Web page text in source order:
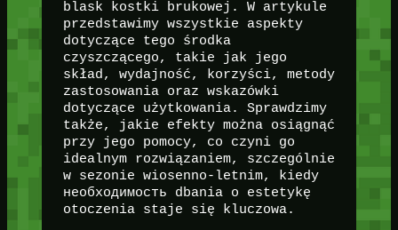
blask kostki brukowej. W artykule
przedstawimy wszystkie aspekty
dotyczące tego środka
czyszczącego, takie jak jego
skład, wydajność, korzyści, metody
zastosowania oraz wskazówki
dotyczące użytkowania. Sprawdzimy
także, jakie efekty można osiągnąć
przy jego pomocy, co czyni go
idealnym rozwiązaniem, szczególnie
w sezonie wiosenno-letnim, kiedy
необходимость dbania o estetykę
otoczenia staje się kluczowa.